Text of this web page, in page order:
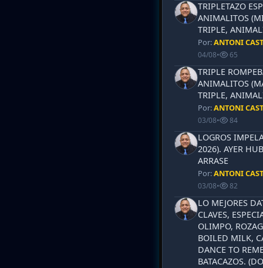
TRIPLETAZO
ANIMALITOS
TRIPLE,
Por:ANTONI
04/08• 65
TRIPLE
ANIMALITOS
TRIPLE,
Por:ANTONI
03/08• 84
LOGROS
2026). AYER
ARRASE
Por:ANTONI
03/08• 82
LO MEJORES
CLAVES,
OLIMPO,
BOILED MILK,
DANCE TO
BATACAZOS.